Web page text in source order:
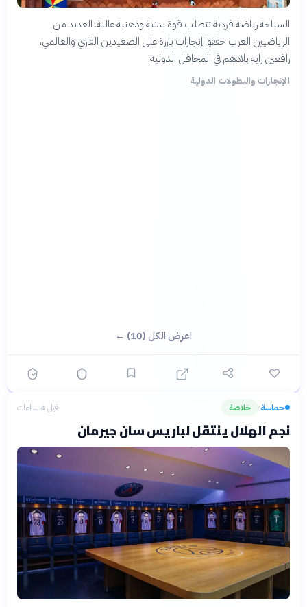
السباحة رياضة فردية تتطلب قوة بدنية وذهنية عالية. العديد من
الرياضيين العرب حققوا إنجازات بارزة على الصعيدين القاري والعالمي،
رافعين راية بلادهم في المحافل الدولية.
الإنجازات والبطولات الدولية
اعرض الكل (10) ←
حماسة› خلاصة قبل 4 ساعات
نجم الهلال ينتقل لباريس سان جيرمان